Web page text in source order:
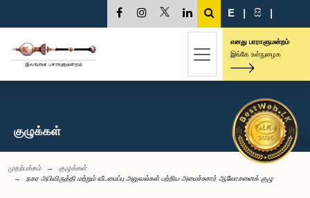
E | සි |
எனது பாராளுமன்றம்
இங்கே உள்நுழைக
குழுக்கள்
முதற்பக்கம்
குழுக்கள்
நகர அபிவிருத்தி மற்றும் வீடமைப்பு அலுவல்கள் பற்றிய அமைச்சுசார் ஆலோசனைக் குழு